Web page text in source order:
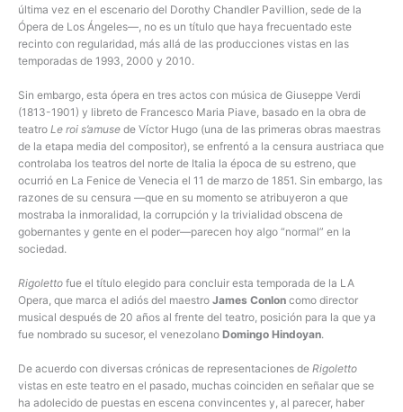
última vez en el escenario del Dorothy Chandler Pavillion, sede de la
Ópera de Los Ángeles—, no es un título que haya frecuentado este
recinto con regularidad, más allá de las producciones vistas en las
temporadas de 1993, 2000 y 2010.
Sin embargo, esta ópera en tres actos con música de Giuseppe Verdi
(1813-1901) y libreto de Francesco Maria Piave, basado en la obra de
teatro Le roi s’amuse de Víctor Hugo (una de las primeras obras maestras
de la etapa media del compositor), se enfrentó a la censura austriaca que
controlaba los teatros del norte de Italia la época de su estreno, que
ocurrió en La Fenice de Venecia el 11 de marzo de 1851. Sin embargo, las
razones de su censura —que en su momento se atribuyeron a que
mostraba la inmoralidad, la corrupción y la trivialidad obscena de
gobernantes y gente en el poder—parecen hoy algo “normal” en la
sociedad.
Rigoletto fue el título elegido para concluir esta temporada de la LA
Opera, que marca el adiós del maestro James Conlon como director
musical después de 20 años al frente del teatro, posición para la que ya
fue nombrado su sucesor, el venezolano Domingo Hindoyan.
De acuerdo con diversas crónicas de representaciones de Rigoletto
vistas en este teatro en el pasado, muchas coinciden en señalar que se
ha adolecido de puestas en escena convincentes y, al parecer, haber